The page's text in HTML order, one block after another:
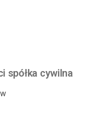
spółka cywilna